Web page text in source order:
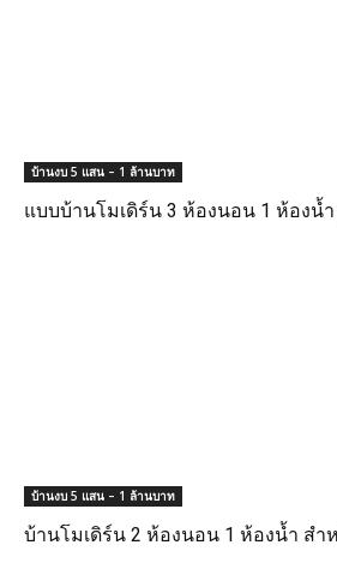
บ้านงบ 5 แสน – 1 ล้านบาท
แบบบ้านโมเดิร์น 3 ห้องนอน 1 ห้องน้
บ้านงบ 5 แสน – 1 ล้านบาท
บ้านโมเดิร์น 2 ห้องนอน 1 ห้องน้ำ สำ